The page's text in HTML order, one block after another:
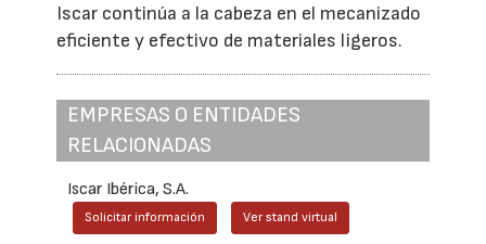
Iscar continúa a la cabeza en el mecanizado
eficiente y efectivo de materiales ligeros.
EMPRESAS O ENTIDADES
RELACIONADAS
Iscar Ibérica, S.A.
Solicitar información Ver stand virtual